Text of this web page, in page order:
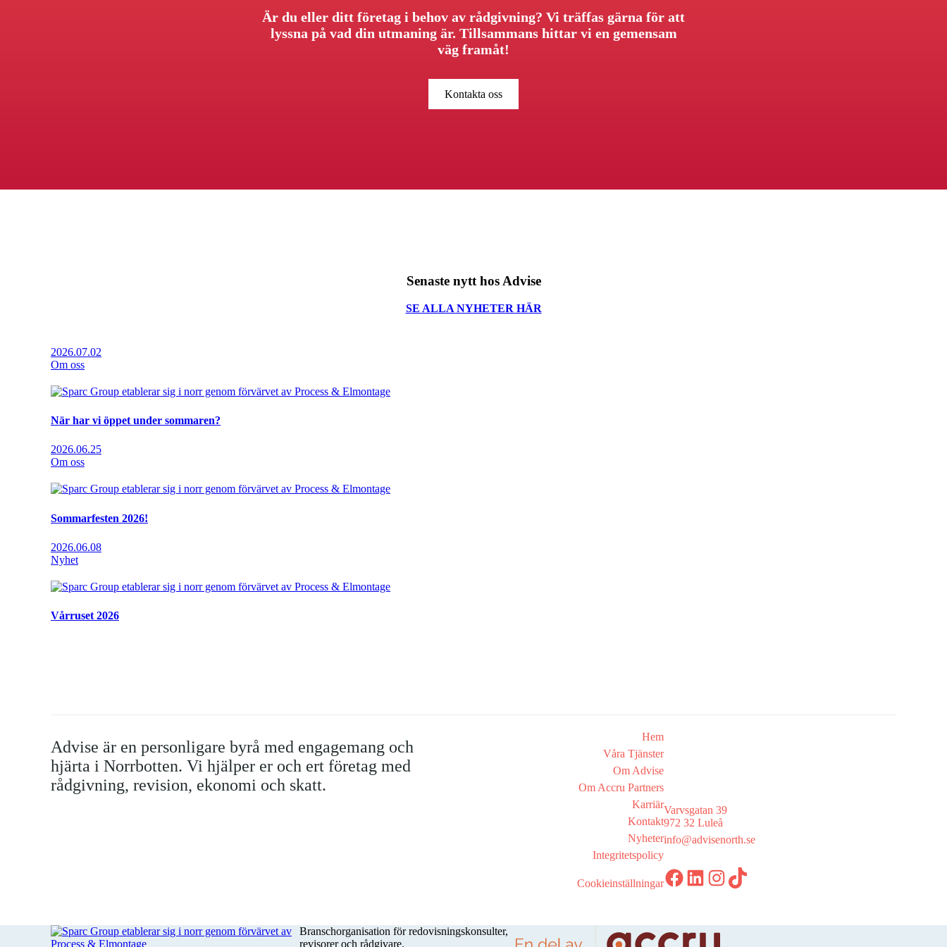
Är du eller ditt företag i behov av rådgivning? Vi träffas gärna för att
lyssna på vad din utmaning är. Tillsammans hittar vi en gemensam
väg framåt!
Kontakta oss
Senaste nytt hos Advise
SE ALLA NYHETER HÄR
2026.07.02
Om oss
När har vi öppet under sommaren?
2026.06.25
Om oss
Sommarfesten 2026!
2026.06.08
Nyhet
Vårruset 2026
Advise är en personligare byrå med engagemang och
hjärta i Norrbotten. Vi hjälper er och ert företag med
rådgivning, revision, ekonomi och skatt.
Hem
Våra Tjänster
Om Advise
Om Accru Partners
Karriär
Kontakt
Nyheter
Integritetspolicy
Cookieinställningar
Varvsgatan 39
972 32 Luleå
info@advisenorth.se
LinkedIn Instagram TikTok
Branschorganisation för redovisningskonsulter,
revisorer och rådgivare.